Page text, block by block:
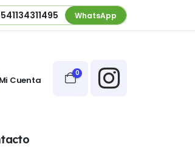
WhatsApp
Mi Cuenta
0